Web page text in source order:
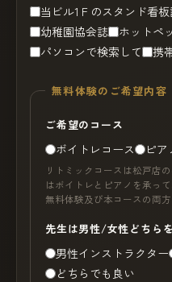
当ビル1Ｆのスタンド看
幼稚園協会誌
ホットペ
パソコンで検索して
携
無料体験のご希望内容
ご希望のコース
ボイトレコース ピア
リトミックコースは松戸店
はボイトレとピアノを承っ
無料体験及び本コースの両
先生は男性/女性どちら
男性インストラクター
どちらでも良い